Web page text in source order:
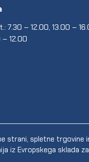
7.30 – 12.00, 13.00 –
12.00
strani, spletne trgovine
iz Evropskega sklada